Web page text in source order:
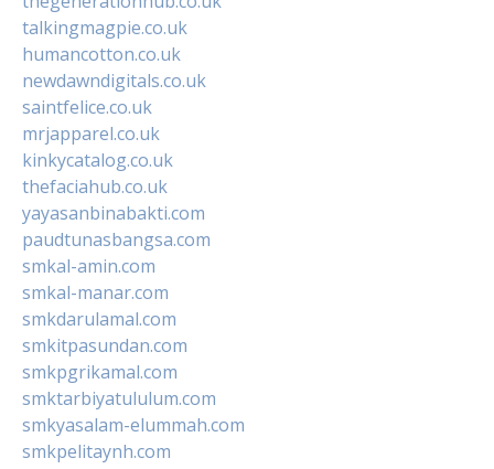
talkingmagpie.co.uk
humancotton.co.uk
newdawndigitals.co.uk
saintfelice.co.uk
mrjapparel.co.uk
kinkycatalog.co.uk
thefaciahub.co.uk
yayasanbinabakti.com
paudtunasbangsa.com
smkal-amin.com
smkal-manar.com
smkdarulamal.com
smkitpasundan.com
smkpgrikamal.com
smktarbiyatululum.com
smkyasalam-elummah.com
smkpelitaynh.com